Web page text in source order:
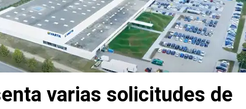
varias solicitudes de